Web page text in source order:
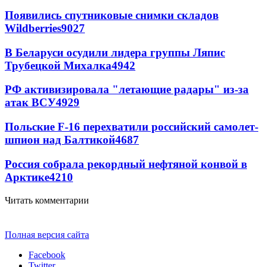
Появились спутниковые снимки складов
Wildberries9027
В Беларуси осудили лидера группы Ляпис
Трубецкой Михалка4942
РФ активизировала "летающие радары" из-за
атак ВСУ4929
Польские F-16 перехватили российский самолет-
шпион над Балтикой4687
Россия собрала рекордный нефтяной конвой в
Арктике4210
Читать комментарии
Полная версия сайта
Facebook